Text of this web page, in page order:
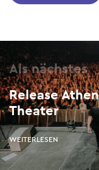
Als nächstes
Release
Theater
WEITERLESEN